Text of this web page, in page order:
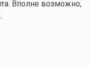
Вполне возможно,